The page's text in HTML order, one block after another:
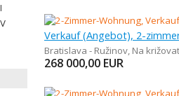
Bratislava - Ružinov, Na
268 000,00 EUR